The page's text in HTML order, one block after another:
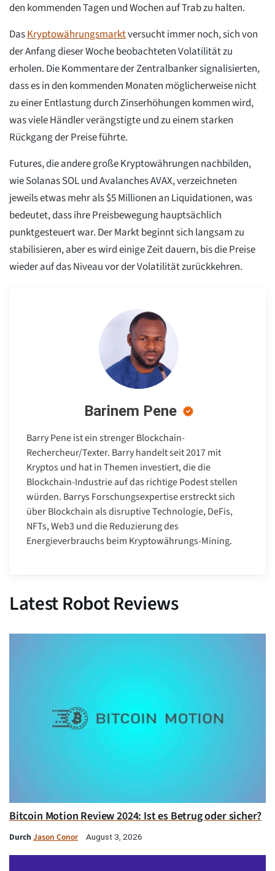
den kommenden Tagen und Wochen auf Trab zu halten.
DasKryptowährungsmarktversucht immer noch, sich von
der Anfang dieser Woche beobachteten Volatilität zu
erholen. Die Kommentare der Zentralbanker signalisierten,
dass es in den kommenden Monaten möglicherweise nicht
zu einer Entlastung durch Zinserhöhungen kommen wird,
was viele Händler verängstigte und zu einem starken
Rückgang der Preise führte.
Futures, die andere große Kryptowährungen nachbilden,
wie Solanas SOL und Avalanches AVAX, verzeichneten
jeweils etwas mehr als $5 Millionen an Liquidationen, was
bedeutet, dass ihre Preisbewegung hauptsächlich
punktgesteuert war. Der Markt beginnt sich langsam zu
stabilisieren, aber es wird einige Zeit dauern, bis die Preise
wieder auf das Niveau vor der Volatilität zurückkehren.
Barinem Pene
Barry Pene ist ein strenger Blockchain-
Rechercheur/Texter. Barry handelt seit 2017 mit
Kryptos und hat in Themen investiert, die die
Blockchain-Industrie auf das richtige Podest stellen
würden. Barrys Forschungsexpertise erstreckt sich
über Blockchain als disruptive Technologie, DeFis,
NFTs, Web3 und die Reduzierung des
Energieverbrauchs beim Kryptowährungs-Mining.
Latest Robot Reviews
Bitcoin Motion Review 2024: Ist es Betrug oder sicher?
Durch Jason Conor August 3, 2026